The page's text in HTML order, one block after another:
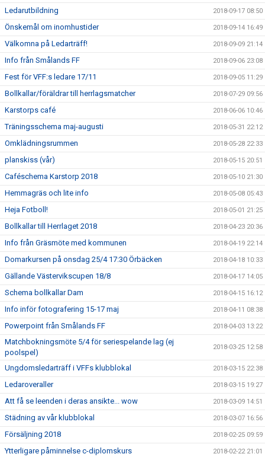
Ledarutbildning 2018-09-17 08:50
Önskemål om inomhustider 2018-09-14 16:49
Välkomna på Ledarträff! 2018-09-09 21:14
Info från Smålands FF 2018-09-06 23:08
Fest för VFF:s ledare 17/11 2018-09-05 11:29
Bollkallar/föräldrar till herrlagsmatcher 2018-07-29 09:56
Karstorps café 2018-06-06 10:46
Träningsschema maj-augusti 2018-05-31 22:12
Omklädningsrummen 2018-05-28 22:33
planskiss (vår) 2018-05-15 20:51
Caféschema Karstorp 2018 2018-05-10 21:30
Hemmagräs och lite info 2018-05-08 05:43
Heja Fotboll! 2018-05-01 21:25
Bollkallar till Herrlaget 2018 2018-04-23 20:36
Info från Gräsmöte med kommunen 2018-04-19 22:14
Domarkursen på onsdag 25/4 17:30 Örbäcken 2018-04-18 10:33
Gällande Västervikscupen 18/8 2018-04-17 14:05
Schema bollkallar Dam 2018-04-15 16:12
Info inför fotografering 15-17 maj 2018-04-11 08:38
Powerpoint från Smålands FF 2018-04-03 13:22
Matchbokningsmöte 5/4 för seriespelande lag (ej
poolspel)
2018-03-25 12:58
Ungdomsledarträff i VFFs klubblokal 2018-03-15 22:38
Ledaroveraller 2018-03-15 19:27
Att få se leenden i deras ansikte... wow 2018-03-09 14:51
Städning av vår klubblokal 2018-03-07 16:56
Försäljning 2018 2018-02-25 09:59
Ytterligare påminnelse c-diplomskurs 2018-02-22 21:01